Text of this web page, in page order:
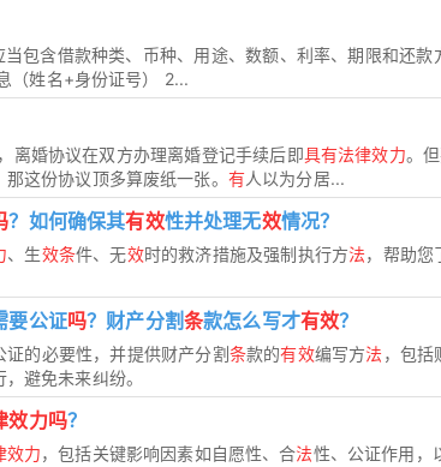
包含借款种类、币种、用途、数额、利率、期限和还款
（姓名+身份证号） 2...
，离婚协议在双方办理离婚登记手续后即具有法律效力。
这份协议顶多算废纸一张。 有人以为分居...
？如何确保其有效性并处理无效情况？
、生效条件、无效时的救济措施及强制执行方法，帮助您
要公证吗？财产分割条款怎么写才有效？
证的必要性，并提供财产分割条款的有效编写方法，包括
，避免未来纠纷。
效力吗？
效力，包括关键影响因素如自愿性、合法性、公证作用，